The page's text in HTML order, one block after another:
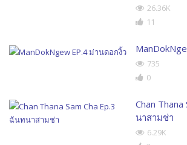
26.36K
11
735
0
Chan
นาสามช่า
6.29K